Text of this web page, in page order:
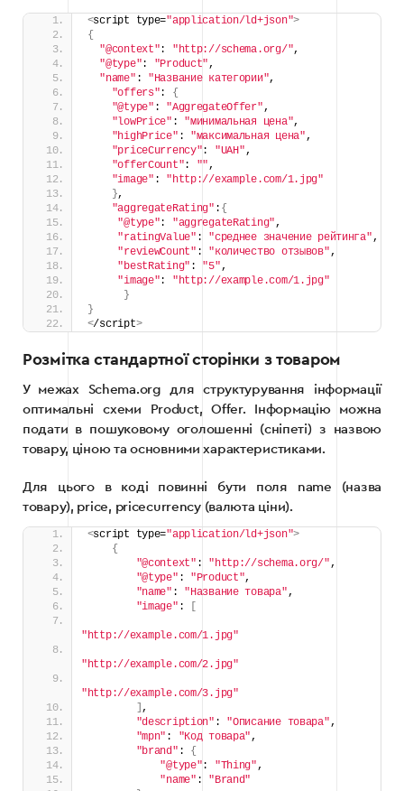
<script type="application/ld+json">
{
"@context": "http://schema.org/",
"@type": "Product" ,
"name" : "Название категории",
"offers": {
"@type" : "AggregateOffer" ,
"lowPrice" : "минимальная цена",
"highPrice" : "максимальная цена" ,
"priceCurrency": "UAH" ,
"offerCount": "" ,
"image" : "http://example.com/1.jpg"
},
"aggregateRating" : {
"@type": "aggregateRating" ,
"ratingValue" : "среднее значение рейтинга" ,
"reviewCount" : "количество отзывов" ,
"bestRating" : "5" ,
"image": "http://example.com/1.jpg"
}
}
</script>
Розмітка стандартної сторінки з товаром
У межах Schema.org для структурування інформації
оптимальні схеми Product, Offer. Інформацію можна
подати в пошуковому оголошенні (сніпеті) з назвою
товару, ціною та основними характеристиками.
Для цього в коді повинні бути поля name (назва
товару), price, pricecurrency (валюта ціни).
<script type="application/ld+json">
{
"@context" : "http://schema.org/" ,
"@type" : "Product",
"name" : "Название товара" ,
"image" : [
"http://example.com/1.jpg"
"http://example.com/2.jpg"
"http://example.com/3.jpg"
] ,
"description" : "Описание товара" ,
"mpn" : "Код товара" ,
"brand" : {
"@type": "Thing" ,
"name" : "Brand"